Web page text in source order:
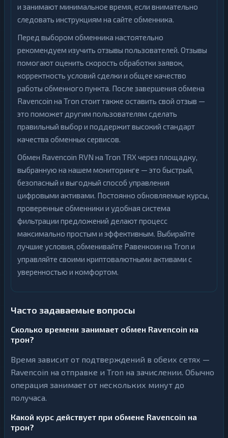
и занимают минимальное время, если внимательно
следовать инструкциям на сайте обменника.
Перед выбором обменника настоятельно
рекомендуем изучить отзывы пользователей. Отзывы
помогают оценить скорость обработки заявок,
корректность условий сделки и общее качество
работы обменного пункта. После завершения обмена
Ravencoin на Tron стоит также оставить свой отзыв —
это поможет другим пользователям сделать
правильный выбор и поддержит высокий стандарт
качества обменных сервисов.
Обмен Ravencoin RVN на Tron TRX через площадку,
выбранную на нашем мониторинге — это быстрый,
безопасный и выгодный способ управления
цифровыми активами. Постоянно обновляемые курсы,
проверенные обменники и удобная система
фильтрации предложений делают процесс
максимально простым и эффективным. Выбирайте
лучшие условия, обменивайте Равенкоин на Tron и
управляйте своими криптовалютными активами с
уверенностью и комфортом.
Часто задаваемые вопросы
Сколько времени занимает обмен Ravencoin на
трон?
Время зависит от подтверждений в обеих сетях —
Ravencoin на отправке и Tron на зачислении. Обычно
операция занимает от нескольких минут до
получаса.
Какой курс действует при обмене Ravencoin на
трон?